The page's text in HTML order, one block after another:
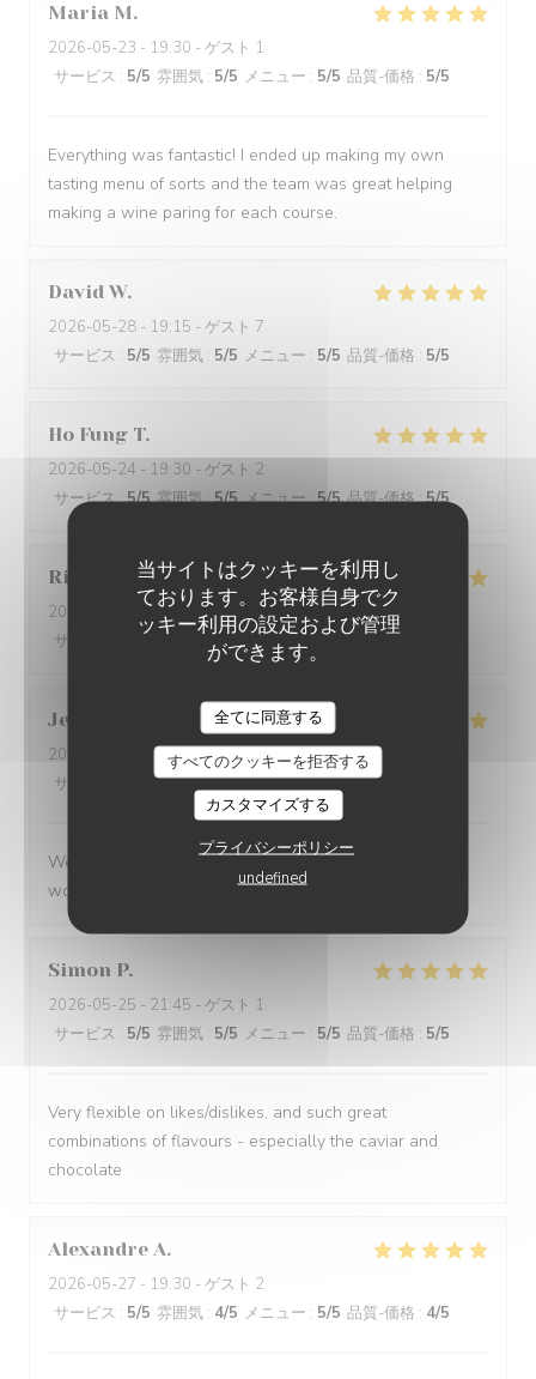
当サイトはクッキーを利用し
ております。お客様自身でク
ッキー利用の設定および管理
ができます。
全てに同意する
すべてのクッキーを拒否する
カスタマイズする
プライバシーポリシー
undefined
Maria M
2026-05-23 - 19:30 - ゲスト 1
サービス : 5/5 雰囲気 : 5/5 メニュー : 5/5 品質-価格 : 5/5
Everything was fantastic! I ended up making my own
tasting menu of sorts and the team was great helping
making a wine paring for each course.
David W
2026-05-28 - 19:15 - ゲスト 7
サービス : 5/5 雰囲気 : 5/5 メニュー : 5/5 品質-価格 : 5/5
Ho Fung T
2026-05-24 - 19:30 - ゲスト 2
サービス:5/5 雰囲気:5/5 メニュー:5/5 品質-価格:5/5
Riccardo L
2026-05-25
- 21:45 - ゲスト 2
サービス
/5 雰囲気: 4/5 メニュー: 5/5 品質-価格
Jenny
2026-05-25
- 21:15 - ゲスト 2
サービス
雰囲気:5/5 メニュー:5/5 品質-価格
We had a great evening at Essencial. The staff was
wonderful and the food was excellent!
Simon P
2026-05-25 - 21:45 - ゲスト 1
サービス : 5/5 雰囲気 : 5/5 メニュー : 5/5 品質-価格 : 5/5
Very flexible on likes/dislikes, and such great
combinations of flavours - especially the caviar and
chocolate
Alexandre A
2026-05-27 - 19:30 - ゲスト 2
サービス : 5/5 雰囲気 : 4/5 メニュー : 5/5 品質-価格 : 4/5